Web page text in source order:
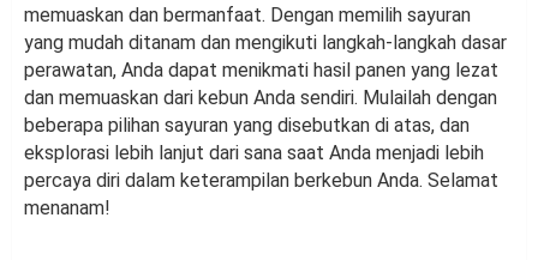
memuaskan dan bermanfaat. Dengan memilih sayuran
yang mudah ditanam dan mengikuti langkah-langkah dasar
perawatan, Anda dapat menikmati hasil panen yang lezat
dan memuaskan dari kebun Anda sendiri. Mulailah dengan
beberapa pilihan sayuran yang disebutkan di atas, dan
eksplorasi lebih lanjut dari sana saat Anda menjadi lebih
percaya diri dalam keterampilan berkebun Anda. Selamat
menanam!